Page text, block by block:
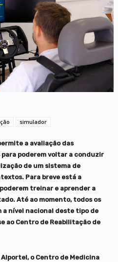
simulador
a avaliação das
poderem voltar a conduzir
de um sistema de
Para breve está a
treinar e aprender a
Até ao momento, todos os
nível nacional deste tipo de
ao Centro de Reabilitação de
Alportel, o Centro de Medicina